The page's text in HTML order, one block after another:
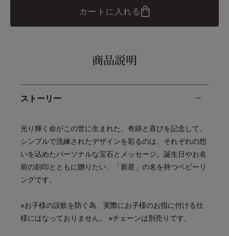
カートに入れる
商品説明
ストーリー
光り輝く命がこの世に生まれた、奇跡と喜びを記念して。
シンプルで洗練されたデザインを彩るのは、それぞれの想
いを込めたパーソナルな宝石とメッセージ。誕生日やお名
前の刻印とともに贈りたい、「新星」の名を持つベビーリ
ングです。
※お子様の誤飲を防ぐ為、実際にお子様のお指に付ける仕
様にはなっておりません。 ※チェーンは別売りです。